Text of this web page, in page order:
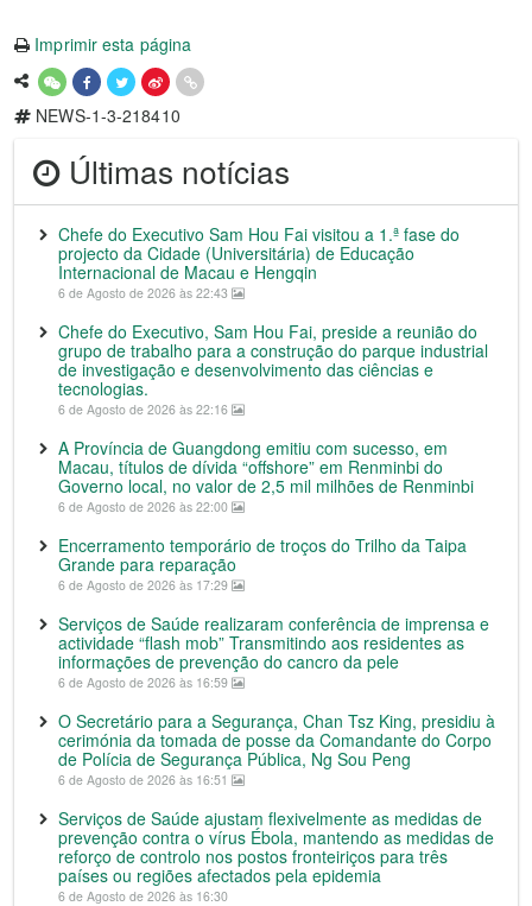
Imprimir esta página
NEWS-1-3-218410
Últimas notícias
Chefe do Executivo Sam Hou Fai visitou a 1.ª fase do
projecto da Cidade (Universitária) de Educação
Internacional de Macau e Hengqin
6 de Agosto de 2026 às 22:43
Chefe do Executivo, Sam Hou Fai, preside a reunião do
grupo de trabalho para a construção do parque industrial
de investigação e desenvolvimento das ciências e
tecnologias.
6 de Agosto de 2026 às 22:16
A Província de Guangdong emitiu com sucesso, em
Macau, títulos de dívida “offshore” em Renminbi do
Governo local, no valor de 2,5 mil milhões de Renminbi
6 de Agosto de 2026 às 22:00
Encerramento temporário de troços do Trilho da Taipa
Grande para reparação
6 de Agosto de 2026 às 17:29
Serviços de Saúde realizaram conferência de imprensa e
actividade “flash mob” Transmitindo aos residentes as
informações de prevenção do cancro da pele
6 de Agosto de 2026 às 16:59
O Secretário para a Segurança, Chan Tsz King, presidiu à
cerimónia da tomada de posse da Comandante do Corpo
de Polícia de Segurança Pública, Ng Sou Peng
6 de Agosto de 2026 às 16:51
Serviços de Saúde ajustam flexivelmente as medidas de
prevenção contra o vírus Ébola, mantendo as medidas de
reforço de controlo nos postos fronteiriços para três
países ou regiões afectados pela epidemia
6 de Agosto de 2026 às 16:30